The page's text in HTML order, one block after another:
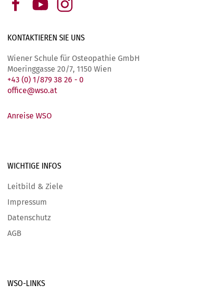
KONTAKTIEREN SIE UNS
Wiener Schule für Osteopathie GmbH
Moeringgasse 20/7, 1150 Wien
+43 (0) 1/879 38 26 - 0
office@wso.at
Anreise WSO
WICHTIGE INFOS
Leitbild & Ziele
Impressum
Datenschutz
AGB
WSO-LINKS